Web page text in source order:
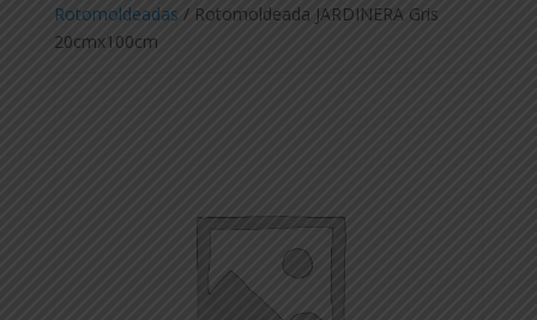
Rotomoldeadas / Rotomoldeada JARDINERA Gris
20cmx100cm